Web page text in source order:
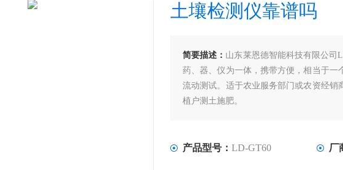
土壤检测仪靠谱吗
简要描述： 山东莱恩德智能科技有限公司
药、器、仪为一体，携带方便，相当于一
流动测试。适于农业服务部门或农资经销
植户测土施肥。
产品型号： LD-GT60 厂